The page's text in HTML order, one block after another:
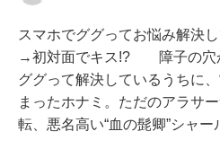
スマホでググってお悩み解
→初対面でキス!? 障子の穴
ググって解決しているうちに
まったホナミ。ただのアラサ
転、悪名高い“血の髭卿”シャ